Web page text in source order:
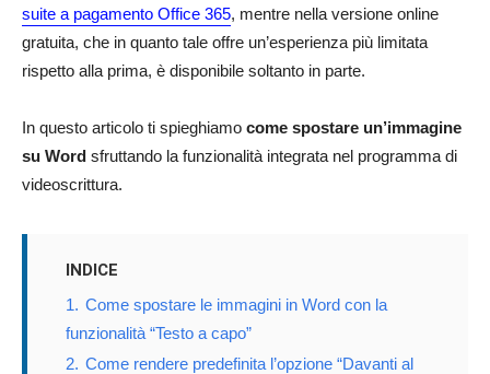
suite a pagamento Office 365, mentre nella versione online
gratuita, che in quanto tale offre un’esperienza più limitata
rispetto alla prima, è disponibile soltanto in parte.
In questo articolo ti spieghiamo come spostare un’immagine
su Word sfruttando la funzionalità integrata nel programma di
videoscrittura.
INDICE
1. Come spostare le immagini in Word con la
funzionalità “Testo a capo”
2. Come rendere predefinita l’opzione “Davanti al